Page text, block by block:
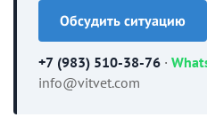
Обсудить ситуацию
+7 (983) 510-38-76 ·
info@vitvet.com